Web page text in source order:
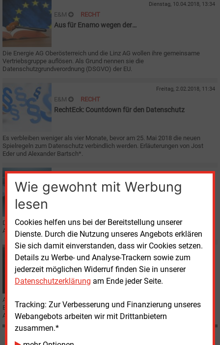
Wie gewohnt mit Werbung
lesen
Cookies helfen uns bei der Bereitstellung unserer
Dienste. Durch die Nutzung unseres Angebots erklären
Sie sich damit einverstanden, dass wir Cookies setzen.
Details zu Werbe- und Analyse-Trackern sowie zum
jederzeit möglichen Widerruf finden Sie in unserer
Datenschutzerklärung am Ende jeder Seite.
Tracking: Zur Verbesserung und Finanzierung unseres
Webangebots arbeiten wir mit Drittanbietern
zusammen.*
Dienstag, 10.04.2018, 13:34
E&M RECHT
Aus für Enamo wegen der
Die Energie AG Oberösterreich und die Linz AG wollen ihre gemeinsame
Vertriebsgruppe auflösen. Als Grund nennen sie die
Datenschutzgrundverordnung (DSGVO) der EU.
Freitag, 2.02.2018, 11:34
E&M RECHT
RechtEck: Countdown für den Datenschutz
Es verbleiben weniger als vier Monate, bevor am 25. Mai 2018 die neuen
Spielregeln zum Datenschutz verbindlich werden. Erläuterungen von Jost
Eder und Alexander Bartsch*.
Donnerstag, 1.02.2018, 15:11
E&M E-WORLD
Wegweiser in die Cloud
Der IT-Dienstleister Cortility unterstützt seine Kunden dabei, SAP-
Anwendungen in die Cloud zu verlagern.
Montag, 28.08.2017, 09:42
E&M WÄRME
Heizung aus dem Rechenzentrum
Ab diesem Herbst gibt es auch in Frankfurt im ehemaligen Gebäude der
Europäischen Zentralbank ein hocheffizientes Rechenzentrum, dessen
Abwärme zu Heizzwecken genutzt werden kann.